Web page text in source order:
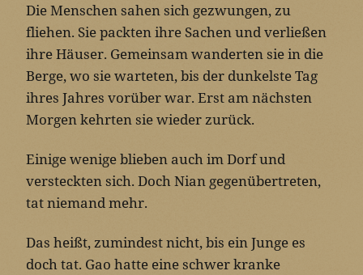
Die Menschen sahen sich gezwungen, zu
fliehen. Sie packten ihre Sachen und verließen
ihre Häuser. Gemeinsam wanderten sie in die
Berge, wo sie warteten, bis der dunkelste Tag
ihres Jahres vorüber war. Erst am nächsten
Morgen kehrten sie wieder zurück.
Einige wenige blieben auch im Dorf und
versteckten sich. Doch Nian gegenübertreten,
tat niemand mehr.
Das heißt, zumindest nicht, bis ein Junge es
doch tat. Gao hatte eine schwer kranke